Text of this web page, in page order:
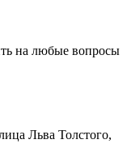
на любые вопросы
Льва Толстого,